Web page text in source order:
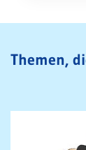
Themen,